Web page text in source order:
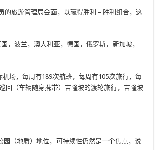
旅游管理局会面，以赢得胜利 – 胜利组合，这
，波兰，澳大利亚，德国，俄罗斯，新加坡，
场，每周有189次航班，每周有105次旅行，每
回（车辆随身携带）吉隆坡的渡轮旅行，吉隆坡
（地质）地位，可持续性仍然是一个焦点，说